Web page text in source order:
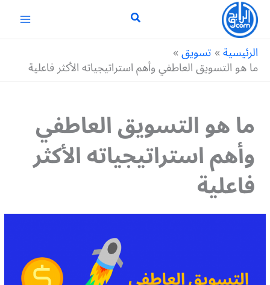
تخطي
المحتوى
الرئيسية تسويق
ما هو التسويق العاطفي وأهم استراتيجياته الأكثر فاعلية
ما هو التسويق العاطفي
وأهم استراتيجياته الأكثر
فاعلية